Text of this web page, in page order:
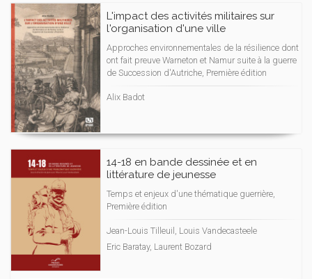
L'impact des activités militaires sur
l'organisation d'une ville
Approches environnementales de la résilience dont
ont fait preuve Warneton et Namur suite à la guerre
de Succession d'Autriche, Première édition
Alix Badot
14-18 en bande dessinée et en
littérature de jeunesse
Temps et enjeux d'une thématique guerrière,
Première édition
Jean-Louis Tilleuil, Louis Vandecasteele
Eric Baratay, Laurent Bozard